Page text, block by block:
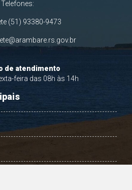
Telefones:
(51) 93380-9473
de atendimento
feira das 08h às 14h
e Meio Ambiente